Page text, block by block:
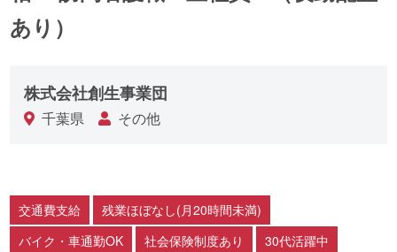
あり）
株式会社創生事業団
千葉県 その他
交通費支給
残業ほぼなし(月20時間未満)
バイク・車通勤OK
社会保険制度あり
30代活躍中